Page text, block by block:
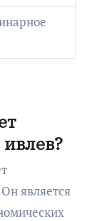
является